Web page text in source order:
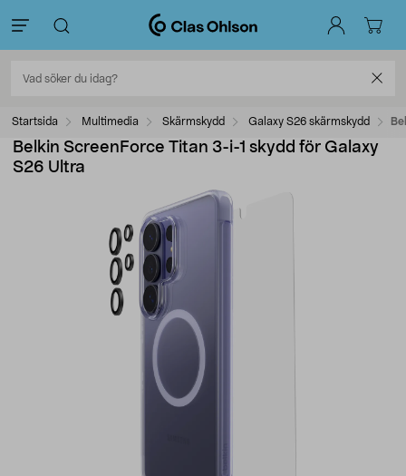
Startsida Multimedia Skärmskydd Galaxy S26 skärmskydd
Belkin ScreenForce Titan 3-i-1 skydd för Galaxy
S26 Ultra